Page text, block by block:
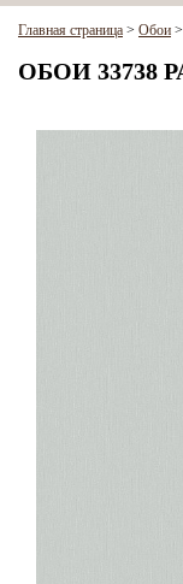
Главная страница > Обои >
ОБОИ 33738